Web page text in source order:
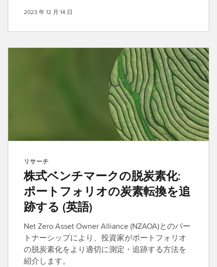
2023 年 12 月 14 日
リサーチ
株式ベンチマークの脱炭素化:
ポートフォリオの炭素転換を追
跡する (英語)
Net Zero Asset Owner Alliance (NZAOA)とのパー
トナーシップにより、投資家がポートフォリオ
の脱炭素化をより適切に測定・追跡する方法を
紹介します。